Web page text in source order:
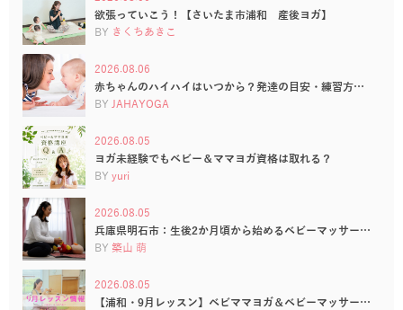
欲張っていこう！【さいたま市浦和 産後ヨガ】
BY きくちあきこ
2026.08.06
赤ちゃんのハイハイはいつから？発達の目安・練習方…
BY JAHAYOGA
2026.08.05
ヨガ未経験でもベビー＆ママヨガ資格は取れる？
BY yuri
2026.08.05
兵庫県明石市：生後2か月頃から始めるベビーマッサー…
BY 築山 萌
2026.08.05
【浦和・9月レッスン】ベビママヨガ＆ベビーマッサー…